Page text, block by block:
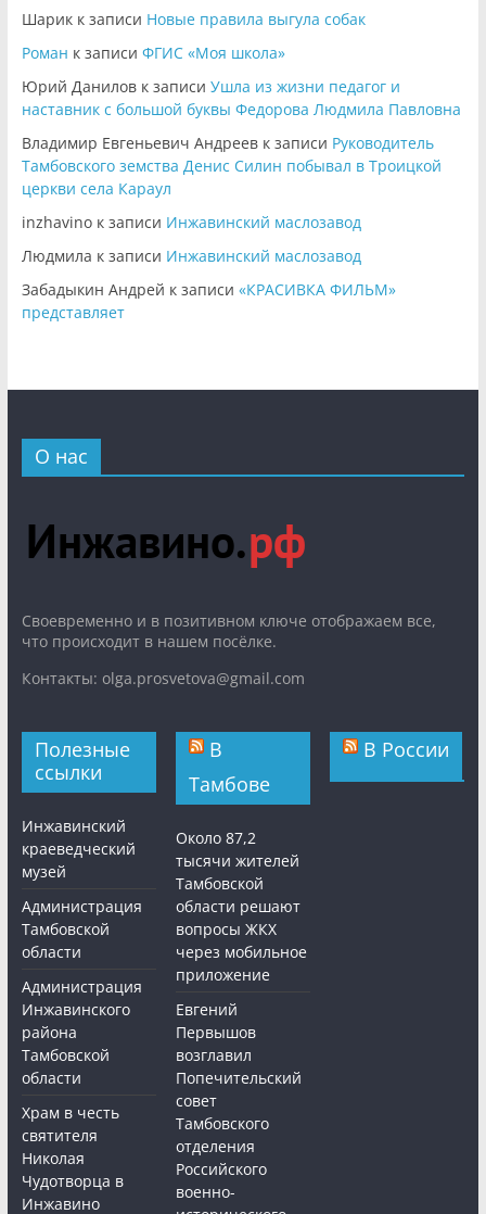
Шарикк записи Новые правила выгула собак
Роман к записи ФГИС «Моя школа»
Юрий Даниловк записи Ушла из жизни педагог и
наставник с большой буквы Федорова Людмила Павловна
Владимир Евгеньевич Андреевк записи Руководитель
Тамбовского земства Денис Силин побывал в Троицкой
церкви села Караул
inzhavinoк записи Инжавинский маслозавод
Людмила к записи Инжавинский маслозавод
Забадыкин Андрей к записи «КРАСИВКА ФИЛЬМ»
представляет
О нас
Cвоевременно и в позитивном ключе отображаем все,
что происходит в нашем посёлке.
Контакты: olga.prosvetova@gmail.com
Полезные
ссылки
Инжавинский
краеведческий
музей
Администрация
Тамбовской
области
Администрация
Инжавинского
района
Тамбовской
области
Храм в честь
святителя
Николая
Чудотворца в
Инжавино
В
Тамбове
Около 87,2
тысячи жителей
Тамбовской
области решают
вопросы ЖКХ
через мобильное
приложение
Евгений
Первышов
возглавил
Попечительский
совет
Тамбовского
отделения
Российского
военно-
В России